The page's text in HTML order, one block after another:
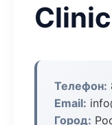
Clinic
Телефон:
Email:
Город: